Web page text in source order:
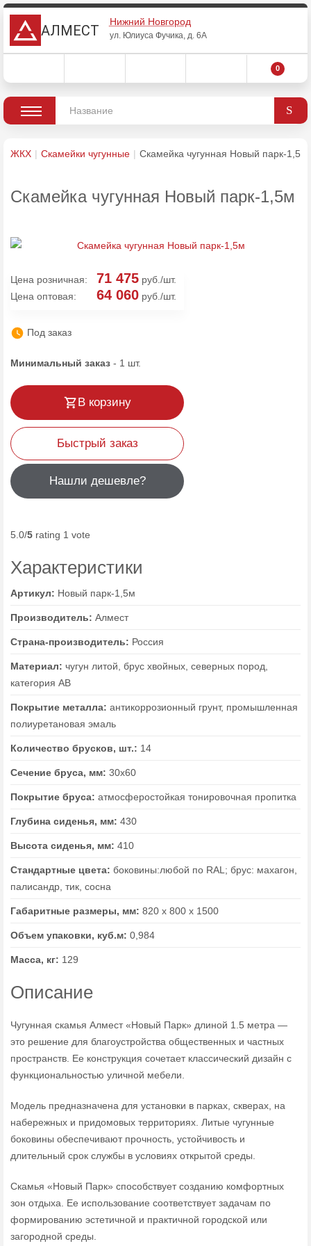
АЛМЕСТ
Нижний Новгород
ул. Юлиуса Фучика, д. 6А
0
ЖКХ Скамейки чугунные Скамейка чугунная Новый парк-1,5м
Скамейка чугунная Новый парк-1,5м
Цена розничная: 71 475 руб./шт.
Цена оптовая:
64 060 руб./шт.
Под заказ
Минимальный заказ - 1 шт.
В корзину
Быстрый заказ
Нашли дешевле?
5.0/5 rating 1 vote
Характеристики
Артикул: Новый парк-1,5м
Производитель: Алмест
Страна-производитель: Россия
Материал: чугун литой, брус хвойных, северных пород,
категория АВ
Покрытие металла: антикоррозионный грунт, промышленная
полиуретановая эмаль
Количество брусков, шт.: 14
Сечение бруса, мм: 30х60
Покрытие бруса: атмосферостойкая тонировочная пропитка
Глубина сиденья, мм: 430
Высота сиденья, мм: 410
Стандартные цвета: боковины:любой по RAL; брус: махагон,
палисандр, тик, сосна
Габаритные размеры, мм: 820 х 800 х 1500
Объем упаковки, куб.м: 0,984
Масса, кг: 129
Описание
Чугунная скамья Алмест «Новый Парк» длиной 1.5 метра —
это решение для благоустройства общественных и частных
пространств. Ее конструкция сочетает классический дизайн с
функциональностью уличной мебели.
Модель предназначена для установки в парках, скверах, на
набережных и придомовых территориях. Литые чугунные
боковины обеспечивают прочность, устойчивость и
длительный срок службы в условиях открытой среды.
Скамья «Новый Парк» способствует созданию комфортных
зон отдыха. Ее использование соответствует задачам по
формированию эстетичной и практичной городской или
загородной среды.